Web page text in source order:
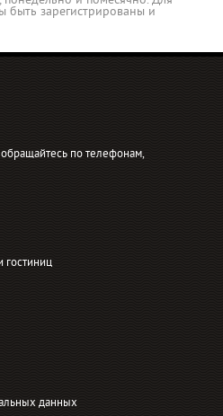
быть зарегистрированы и
по телефонам,
гостиниц
данных